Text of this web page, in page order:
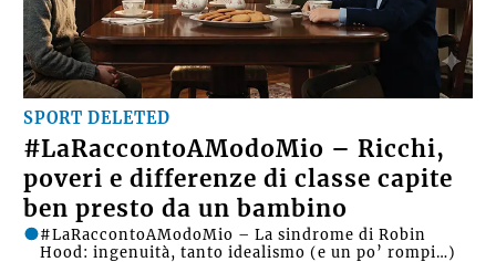
SPORT DELETED
#LaRaccontoAModoMio – Ricchi,
poveri e differenze di classe capite
ben presto da un bambino
#LaRaccontoAModoMio – La sindrome di Robin
Hood: ingenuità, tanto idealismo (e un po’ rompi…)